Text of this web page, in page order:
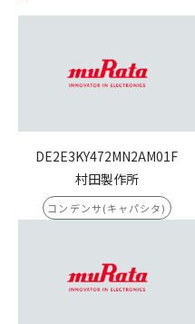
DE2E3KY472MN2AM01F
村田製作所
コンデンサ(キャパシタ)